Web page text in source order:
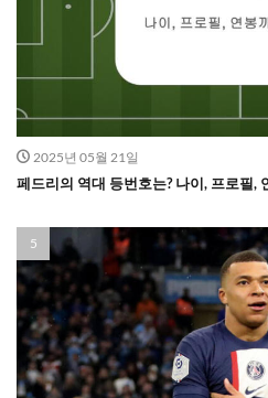
2025년 05월 21일
페드리의 역대 등번호는? 나이, 프로필,